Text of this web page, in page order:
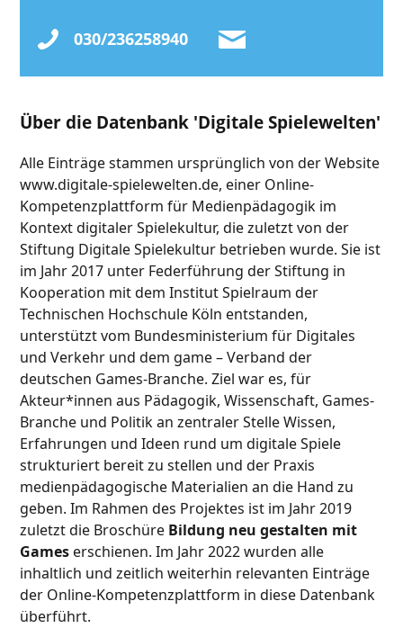
030/236258940
Über die Datenbank 'Digitale Spielewelten'
Alle Einträge stammen ursprünglich von der Website
www.digitale-spielewelten.de, einer Online-
Kompetenzplattform für Medienpädagogik im
Kontext digitaler Spielekultur, die zuletzt von der
Stiftung Digitale Spielekultur betrieben wurde. Sie ist
im Jahr 2017 unter Federführung der Stiftung in
Kooperation mit dem Institut Spielraum der
Technischen Hochschule Köln entstanden,
unterstützt vom Bundesministerium für Digitales
und Verkehr und dem game – Verband der
deutschen Games-Branche. Ziel war es, für
Akteur*innen aus Pädagogik, Wissenschaft, Games-
Branche und Politik an zentraler Stelle Wissen,
Erfahrungen und Ideen rund um digitale Spiele
strukturiert bereit zu stellen und der Praxis
medienpädagogische Materialien an die Hand zu
geben. Im Rahmen des Projektes ist im Jahr 2019
zuletzt die Broschüre Bildung neu gestalten mit
Games erschienen. Im Jahr 2022 wurden alle
inhaltlich und zeitlich weiterhin relevanten Einträge
der Online-Kompetenzplattform in diese Datenbank
überführt.